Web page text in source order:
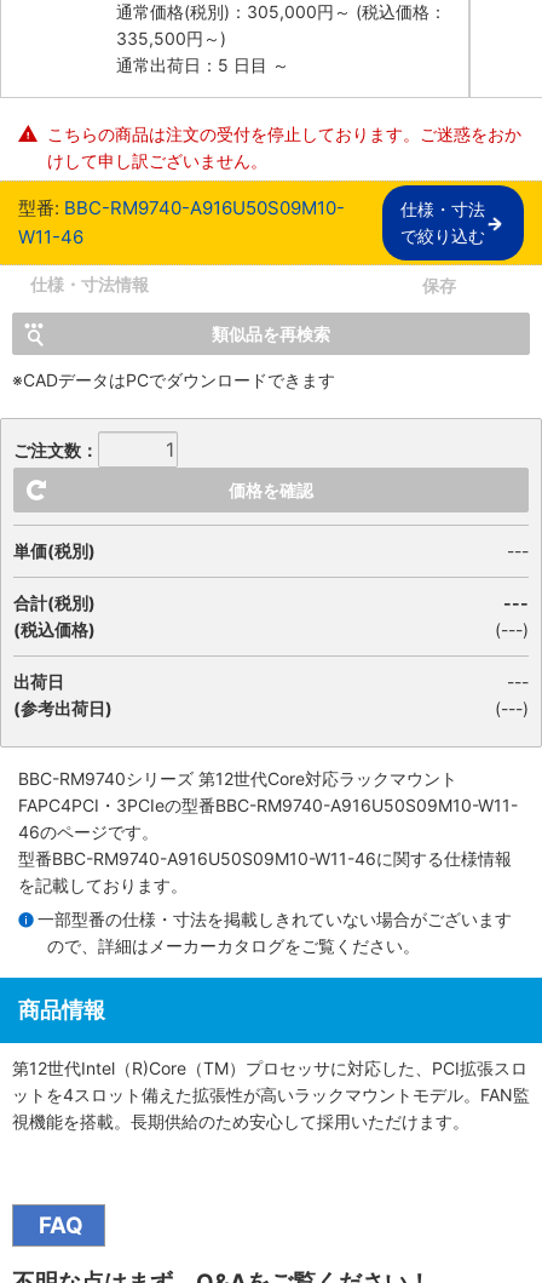
通常価格(税別)： 305,000円 ～ (税込価格：
335,500円 ～)
通常出荷日：5 日目 ～
こちらの商品は注文の受付を停止しております。ご迷惑をおか
けして申し訳ございません。
型番: BBC-RM9740-A916U50S09M10-
W11-46
仕様・寸法
で絞り込む
仕様・寸法情報 保存
類似品を再検索
※CADデータはPCでダウンロードできます
ご注文数：
価格を確認
単価(税別) ---
合計(税別)
(税込価格)
---
(---)
出荷日
(参考出荷日)
---
(---)
BBC-RM9740シリーズ 第12世代Core対応ラックマウント
FAPC4PCI・3PCIeの型番BBC-RM9740-A916U50S09M10-W11-
46のページです。
型番BBC-RM9740-A916U50S09M10-W11-46に関する仕様情報
を記載しております。
一部型番の仕様・寸法を掲載しきれていない場合がございます
ので、詳細は メーカーカタログをご覧ください。
商品情報
第12世代Intel（R)Core（TM）プロセッサに対応した、PCI拡張スロ
ットを4スロット備えた拡張性が高いラックマウントモデル。FAN監
視機能を搭載。長期供給のため安心して採用いただけます。
FAQ